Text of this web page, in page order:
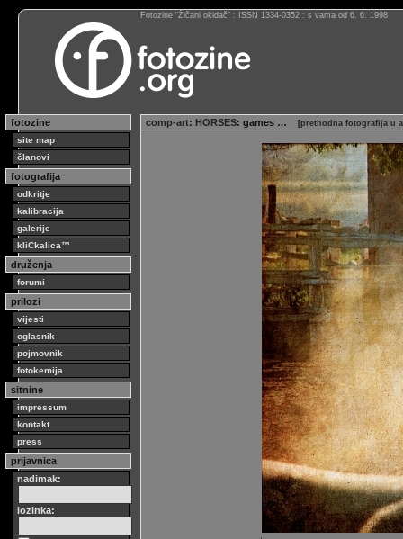
Fotozine “Žičani okidač” : ISSN 1334-0352 : s vama od 6. 6. 1998
fotozine
site map
članovi
fotografija
odkritje
kalibracija
galerije
kliCkalica™
druženja
forumi
prilozi
vijesti
oglasnik
pojmovnik
fotokemija
sitnine
impressum
kontakt
press
prijavnica
nadimak:
lozinka:
comp-art: HORSES: games … [prethodna fotografija u